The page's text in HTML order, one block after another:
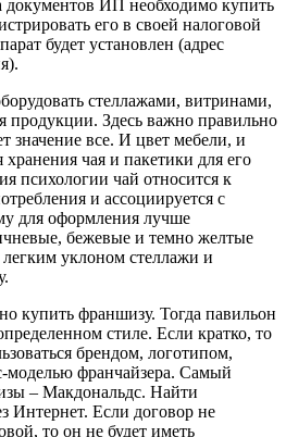
документов ИП необходимо купить
его в своей налоговой
будет установлен (адрес
стеллажами, витринами,
продукции. Здесь важно правильно
значение все. И цвет мебели, и
чая и пакетики для его
психологии чай относится к
и ассоциируется с
для оформления лучше
бежевые и темно желтые
уклоном стеллажи и
купить франшизу. Тогда павильон
стиле. Если кратко, то
брендом, логотипом,
моделью франчайзера. Самый
– Макдональдс. Найти
Интернет. Если договор не
то он не будет иметь